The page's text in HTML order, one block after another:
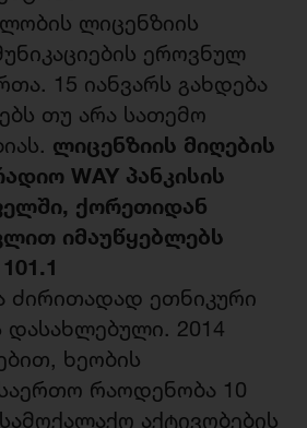
ლიცენზიის
ეროვნულ
15 იანვარს გახდება
თუ არა სათემო
ლიცენზიის მიღების
WAY პანკისის
ქორეთიდან
იმაუწყებლებს
ძირითადად ეთნიკური
დასახლებული. 2014
ხეობის
რაოდენობა 10
აქტივობების